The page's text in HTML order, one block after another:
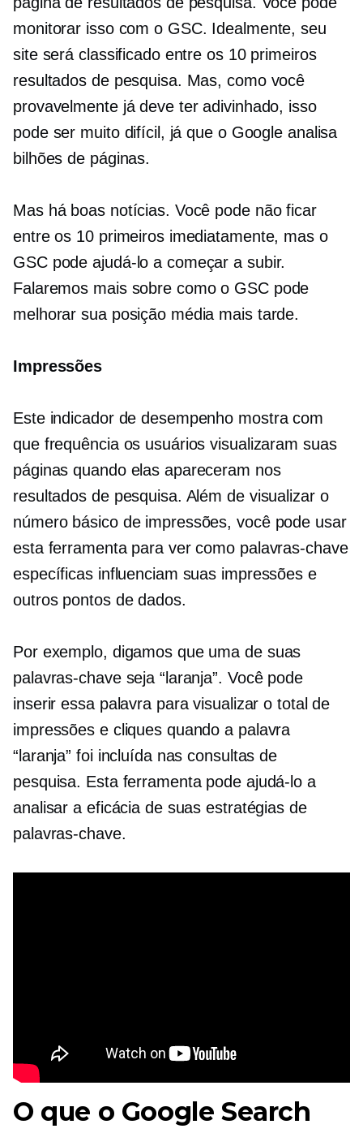
monitorar isso com o GSC. Idealmente, seu
site será classificado entre os 10 primeiros
resultados de pesquisa. Mas, como você
provavelmente já deve ter adivinhado, isso
pode ser muito difícil, já que o Google analisa
bilhões de páginas.
Mas há boas notícias. Você pode não ficar
entre os 10 primeiros imediatamente, mas o
GSC pode ajudá-lo a começar a subir.
Falaremos mais sobre como o GSC pode
melhorar sua posição média mais tarde.
Impressões
Este indicador de desempenho mostra com
que frequência os usuários visualizaram suas
páginas quando elas apareceram nos
resultados de pesquisa. Além de visualizar o
número básico de impressões, você pode usar
esta ferramenta para ver como palavras-chave
específicas influenciam suas impressões e
outros pontos de dados.
Por exemplo, digamos que uma de suas
palavras-chave seja “laranja”. Você pode
inserir essa palavra para visualizar o total de
impressões e cliques quando a palavra
“laranja” foi incluída nas consultas de
pesquisa. Esta ferramenta pode ajudá-lo a
analisar a eficácia de suas estratégias de
palavras-chave.
O que o Google Search